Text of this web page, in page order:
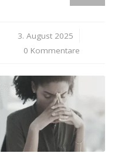
3. August 2025
/
0 Kommentare